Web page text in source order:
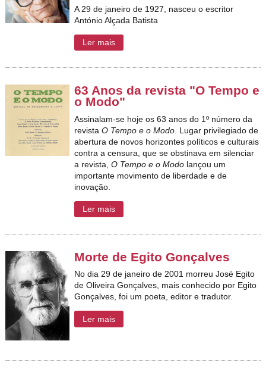
A 29 de janeiro de 1927, nasceu o escritor
António Alçada Batista
Ler mais
63 Anos da revista "O Tempo e
o Modo"
Assinalam-se hoje os 63 anos do 1º número da
revistaO Tempo e o Modo . Lugar privilegiado de
abertura de novos horizontes políticos e culturais
contra a censura, que se obstinava em silenciar
a revista,O Tempo e o Modo lançou um
importante movimento de liberdade e de
inovação.
Ler mais
Morte de Egito Gonçalves
No dia 29 de janeiro de 2001 morreu José Egito
de Oliveira Gonçalves, mais conhecido por Egito
Gonçalves, foi um poeta, editor e tradutor.
Ler mais